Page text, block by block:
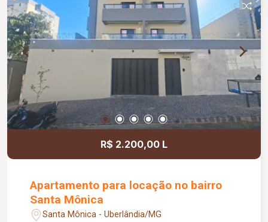
R$ 2.200,00 L
Apartamento para locação no bairro
Santa Mônica
Santa Mônica - Uberlândia/MG